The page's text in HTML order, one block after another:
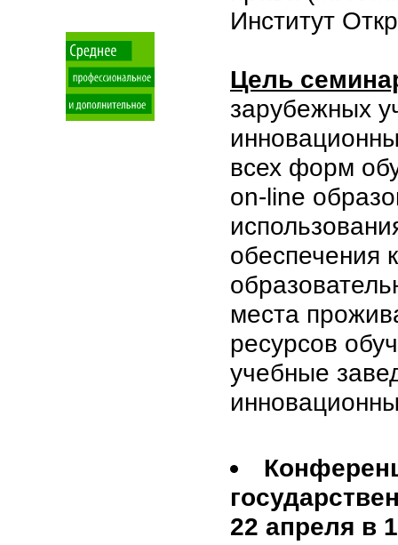
Институт
Цель
зарубежных
всех форм
on-line
обеспечения
места
ресурсов
учебные
22 апреля в